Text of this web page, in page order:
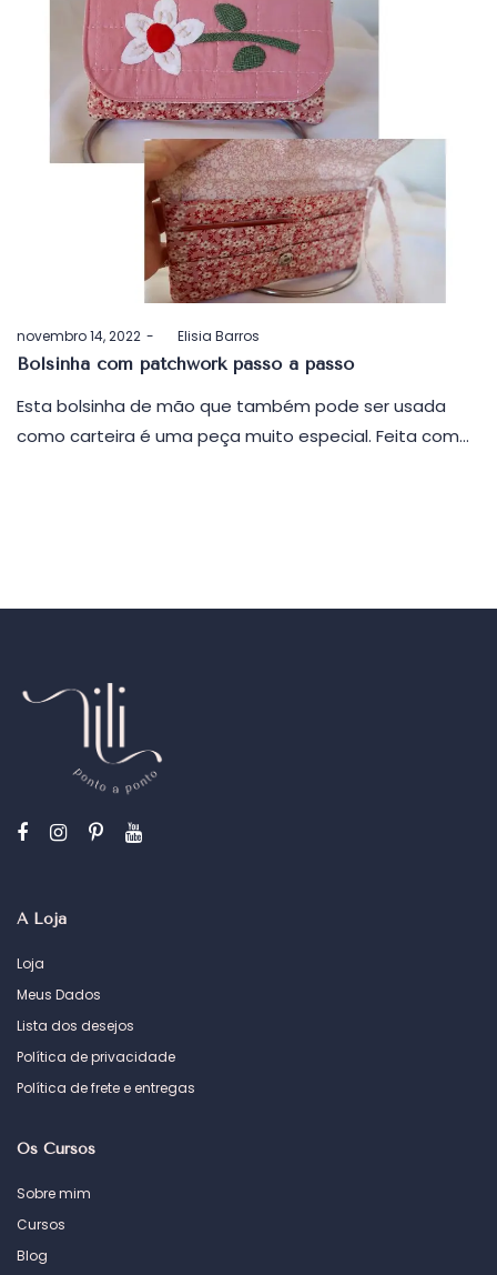
Postado
em
novembro 14, 2022 byElisia Barros
Bolsinha com patchwork passo a passo
Esta bolsinha de mão que também pode ser usada
como carteira é uma peça muito especial. Feita com…
A Loja
Loja
Meus Dados
Lista dos desejos
Política de privacidade
Política de frete e entregas
Os Cursos
Sobre mim
Cursos
Blog